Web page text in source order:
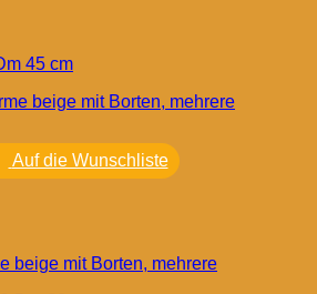
45 cm
Auf die Wunschliste
beige mit Borten, mehrere